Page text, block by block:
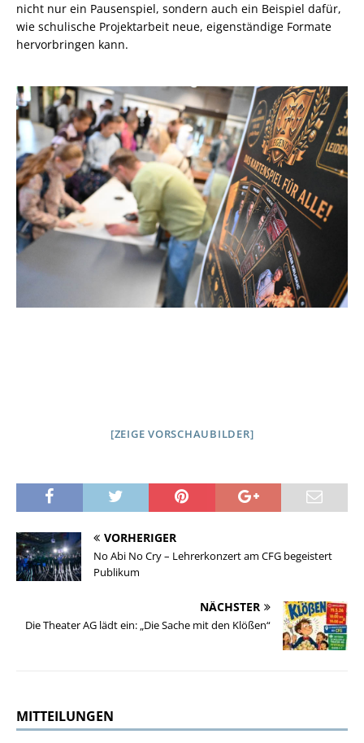
nicht nur ein Pausenspiel, sondern auch ein Beispiel dafür,
wie schulische Projektarbeit neue, eigenständige Formate
hervorbringen kann.
[ZEIGE VORSCHAUBILDER]
VORHERIGER
No Abi No Cry – Lehrerkonzert am CFG begeistert
Publikum
NÄCHSTER
Die Theater AG lädt ein: „Die Sache mit den Klößen“
MITTEILUNGEN